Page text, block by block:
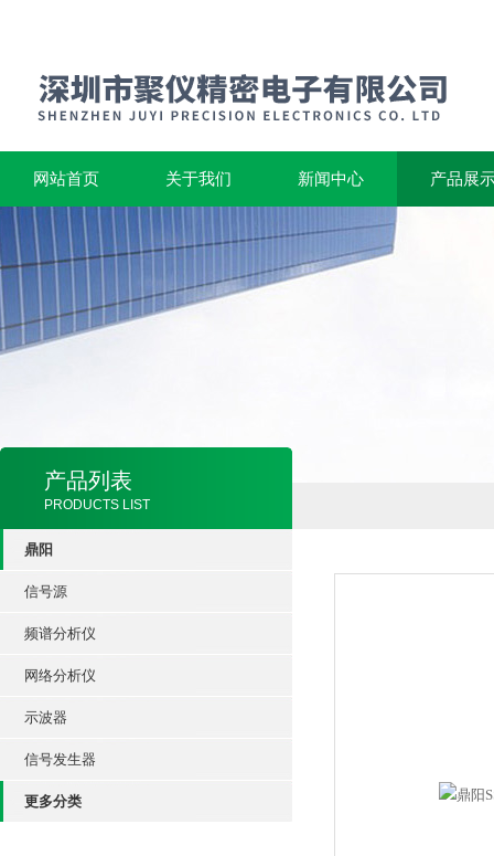
网站首页 关于我们 新闻中心 产品展
产品列表
PRODUCTS LIST
鼎阳
信号源
频谱分析仪
网络分析仪
示波器
信号发生器
更多分类